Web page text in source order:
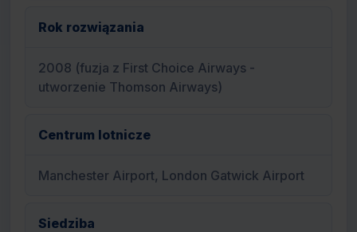
Rok rozwiązania
2008 (fuzja z First Choice Airways -
utworzenie Thomson Airways)
Centrum lotnicze
Manchester Airport, London Gatwick Airport
Siedziba